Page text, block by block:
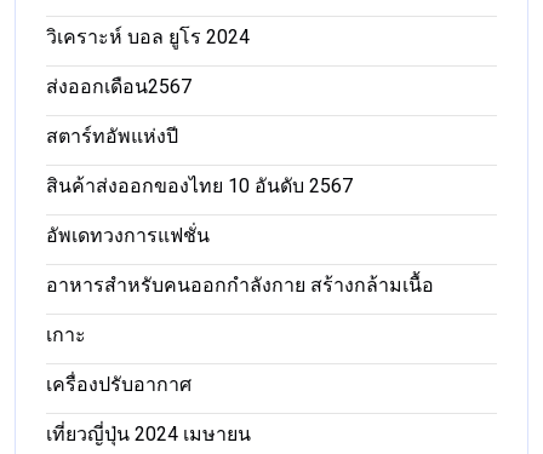
วิเคราะห์ บอล ยูโร 2024
ส่งออกเดือน2567
สตาร์ทอัพแห่งปี
สินค้าส่งออกของไทย 10 อันดับ 2567
อัพเดทวงการแฟชั่น
อาหารสําหรับคนออกกําลังกาย สร้างกล้ามเนื้อ
เกาะ
เครื่องปรับอากาศ
เที่ยวญี่ปุ่น 2024 เมษายน